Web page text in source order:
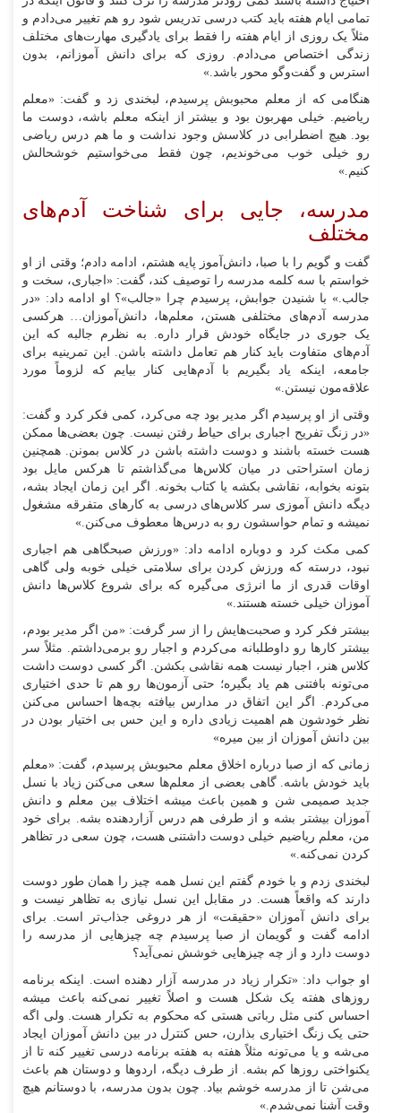
تمامی ایام هفته باید کتب درسی تدریس شود رو هم تغییر می‌دادم و
مثلاً یک روزی از ایام هفته را فقط برای یادگیری مهارت‌های مختلف
زندگی اختصاص می‌دادم. روزی که برای دانش آموزانم، بدون
استرس و گفت‌و‌گو محور باشد.»
هنگامی که از معلم محبوبش پرسیدم، لبخندی زد و گفت: «معلم
ریاضیم. خیلی مهربون بود و بیشتر از اینکه معلم باشه، دوست ما
بود. هیچ اضطرابی در کلاسش وجود نداشت و ما هم درس ریاضی
رو خیلی خوب می‌خوندیم، چون فقط می‌خواستیم خوشحالش
کنیم.»
مدرسه، جایی برای شناخت آدم‌های
مختلف
گفت و گویم را با صبا، دانش‌آموز پایه هشتم، ادامه دادم؛ وقتی از او
خواستم با سه کلمه مدرسه را توصیف کند، گفت: «اجباری، سخت و
جالب.» با شنیدن جوابش، پرسیدم چرا «جالب»؟ او ادامه داد: «در
مدرسه آدم‌های مختلفی هستن، معلم‌ها، دانش‌آموزان… هرکسی
یک جوری در جایگاه خودش قرار داره. به نظرم جالبه که این
آدم‌های متفاوت باید کنار هم تعامل داشته باشن. این تمرینیه برای
جامعه، اینکه یاد بگیریم با آدم‌هایی کنار بیایم که لزوماً مورد
علاقه‌مون نیستن.»
وقتی از او پرسیدم اگر مدیر بود چه می‌کرد، کمی فکر کرد و گفت:
«در زنگ تفریح اجباری برای حیاط رفتن نیست. چون بعضی‌ها ممکن
هست خسته باشند و دوست داشته باشن در کلاس بمونن. همچنین
زمان استراحتی در میان کلاس‌ها می‌گذاشتم تا هرکس مایل بود
بتونه بخوابه، نقاشی بکشه یا کتاب بخونه. اگر این زمان ایجاد بشه،
دیگه دانش آموزی سر کلاس‌های درسی به کار‌های متفرقه مشغول
نمیشه و تمام حواسشون رو به درس‌ها معطوف می‌کنن.»
کمی مکث کرد و دوباره ادامه داد: «ورزش صبحگاهی هم اجباری
نبود، درسته که ورزش کردن برای سلامتی خیلی خوبه ولی گاهی
اوقات قدری از ما انرژی می‌گیره که برای شروع کلاس‌ها دانش
آموزان خیلی خسته هستند.»
بیشتر فکر کرد و صحبت‌هایش را از سر گرفت: «من اگر مدیر بودم،
بیشتر کار‌ها رو داوطلبانه می‌کردم و اجبار رو برمی‌داشتم. مثلاً سر
کلاس هنر، اجبار نیست همه نقاشی بکشن. اگر کسی دوست داشت
می‌تونه بافتنی هم یاد بگیره؛ حتی آزمون‌ها رو هم تا حدی اختیاری
می‌کردم. اگر این اتفاق در مدارس بیافته بچه‌ها احساس می‌کنن
نظر خودشون هم اهمیت زیادی داره و این حس بی اختیار بودن در
بین دانش آموزان از بین میره»
زمانی که از صبا درباره اخلاق معلم محبوبش پرسیدم، گفت: «معلم
باید خودش باشه. گاهی بعضی از معلم‌ها سعی می‌کنن زیاد با نسل
جدید صمیمی شن و همین باعث میشه اختلاف بین معلم و دانش
آموزان بیشتر بشه و از طرفی هم درس آزاردهنده بشه. برای خود
من، معلم ریاضیم خیلی دوست داشتنی هست، چون سعی در تظاهر
کردن نمی‌کنه.»
لبخندی زدم و با خودم گفتم این نسل همه چیز را همان طور دوست
دارند که واقعاً هست. در مقابل این نسل نیازی به تظاهر نیست و
برای دانش آموزان «حقیقت» از هر دروغی جذاب‌تر است. برای
ادامه گفت و گویمان از صبا پرسیدم چه چیز‌هایی از مدرسه را
دوست دارد و از چه چیز‌هایی خوشش نمی‌آید؟
او جواب داد: «تکرار زیاد در مدرسه آزار دهنده است. اینکه برنامه
روز‌های هفته یک شکل هست و اصلاً تغییر نمی‌کنه باعث میشه
احساس کنی مثل رباتی هستی که محکوم به تکرار هست. ولی اگه
حتی یک زنگ اختیاری بذارن، حس کنترل در بین دانش آموزان ایجاد
می‌شه و یا می‌تونه مثلاً هفته به هفته برنامه درسی تغییر کنه تا از
یکنواختی روز‌ها کم بشه. از طرف دیگه، اردو‌ها و دوستان هم باعث
می‌شن تا از مدرسه خوشم بیاد. چون بدون مدرسه، با دوستانم هیچ
وقت آشنا نمی‌شدم.»